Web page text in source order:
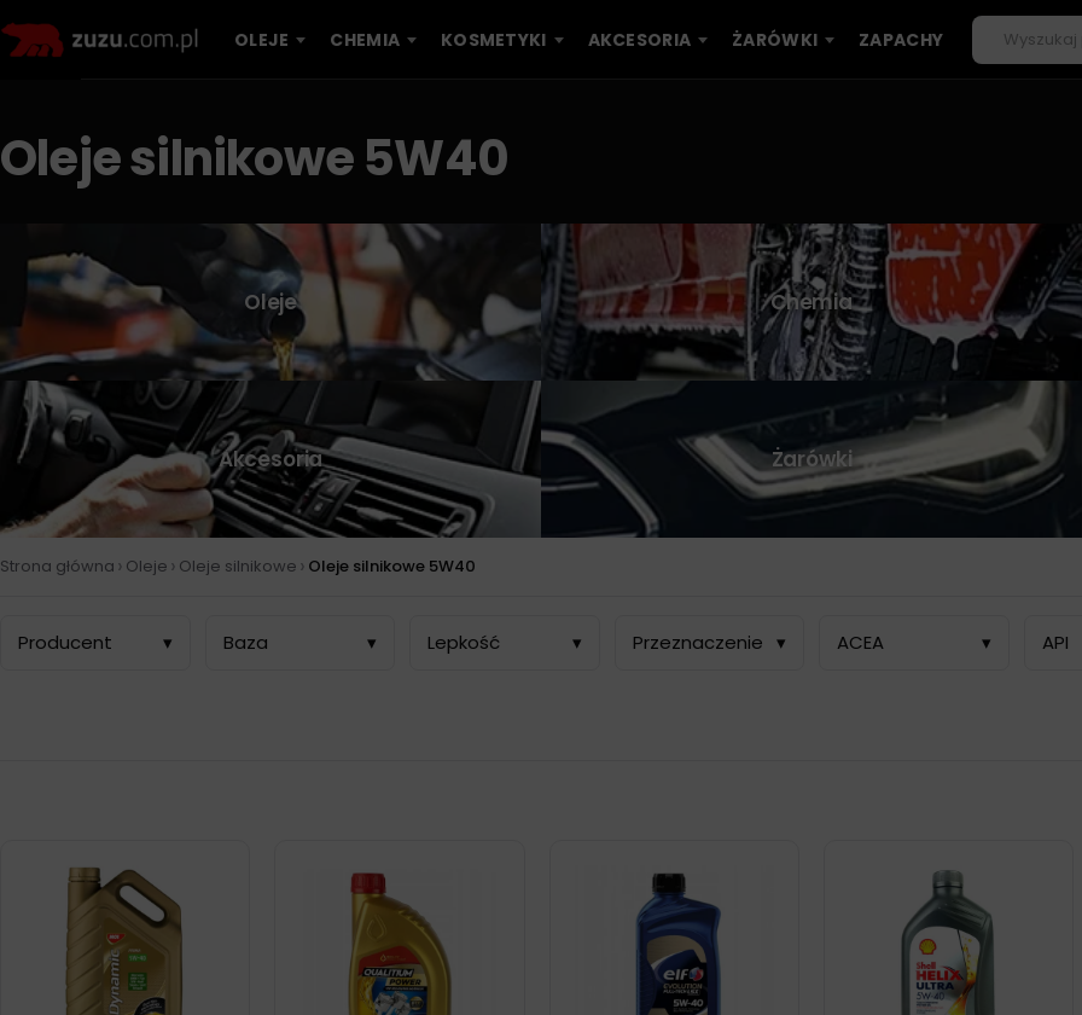
OLEJE CHEMIA KOSMETYKI AKCESORIA ŻARÓWKI ZAPACHY
Oleje silnikowe 5W40
Oleje Chemia
Akcesoria Żarówki
Strona główna › Oleje › Oleje silnikowe › Oleje silnikowe 5W40
Producent ▾ Baza ▾ Lepkość ▾ Przeznaczenie ▾ ACEA ▾ API